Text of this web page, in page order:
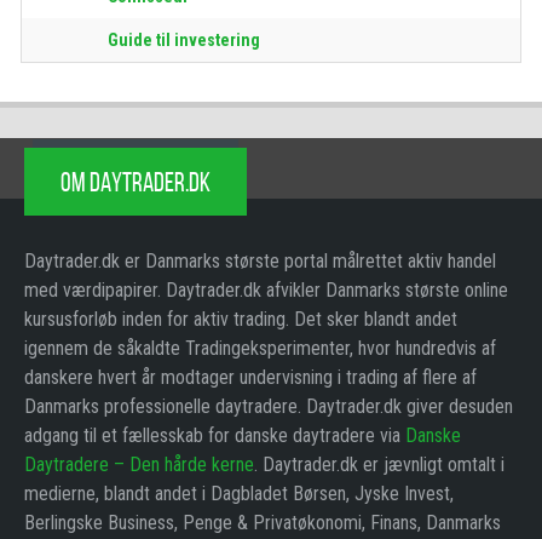
Guide til investering
OM DAYTRADER.DK
Daytrader.dk er Danmarks største portal målrettet aktiv handel
med værdipapirer. Daytrader.dk afvikler Danmarks største online
kursusforløb inden for aktiv trading. Det sker blandt andet
igennem de såkaldte Tradingeksperimenter, hvor hundredvis af
danskere hvert år modtager undervisning i trading af flere af
Danmarks professionelle daytradere. Daytrader.dk giver desuden
adgang til et fællesskab for danske daytradere via Danske
Daytradere – Den hårde kerne. Daytrader.dk er jævnligt omtalt i
medierne, blandt andet i Dagbladet Børsen, Jyske Invest,
Berlingske Business, Penge & Privatøkonomi, Finans, Danmarks